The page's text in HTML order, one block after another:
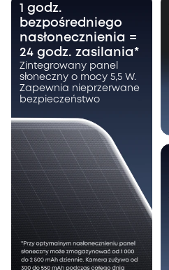
1 godz.
bezpośredniego
nasłonecznienia =
24 godz. zasilania*
Zintegrowany panel
słoneczny o mocy 5,5 W.
Zapewnia nieprzerwane
bezpieczeństwo